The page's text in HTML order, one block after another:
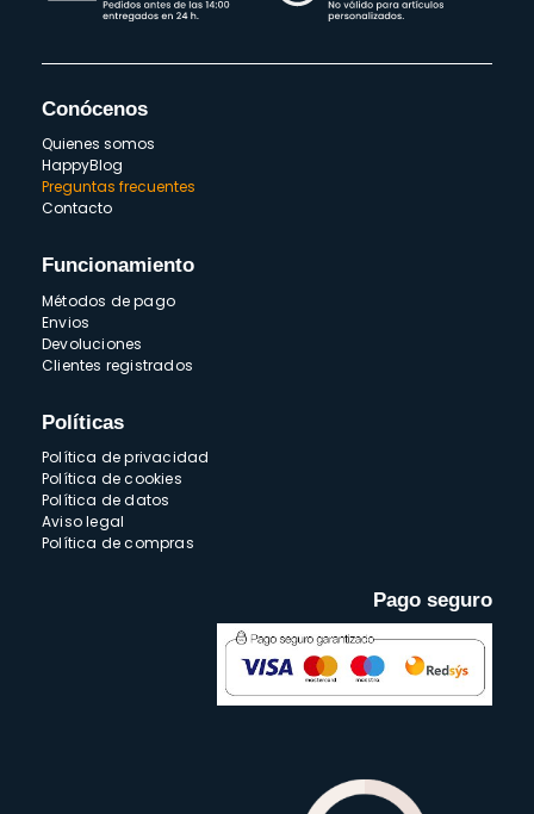
Conócenos
Quienes somos
HappyBlog
Preguntas frecuentes
Contacto
Funcionamiento
Métodos de pago
Envios
Devoluciones
Clientes registrados
Políticas
Política de privacidad
Política de cookies
Política de datos
Aviso legal
Política de compras
Pago seguro